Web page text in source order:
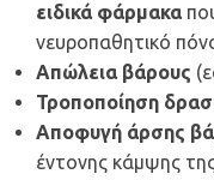
ειδικά φάρμακα
νευροπαθητικό
Απώλεια βάρους
Τροποποίηση
Αποφυγή άρσης
έντονης κάμψης